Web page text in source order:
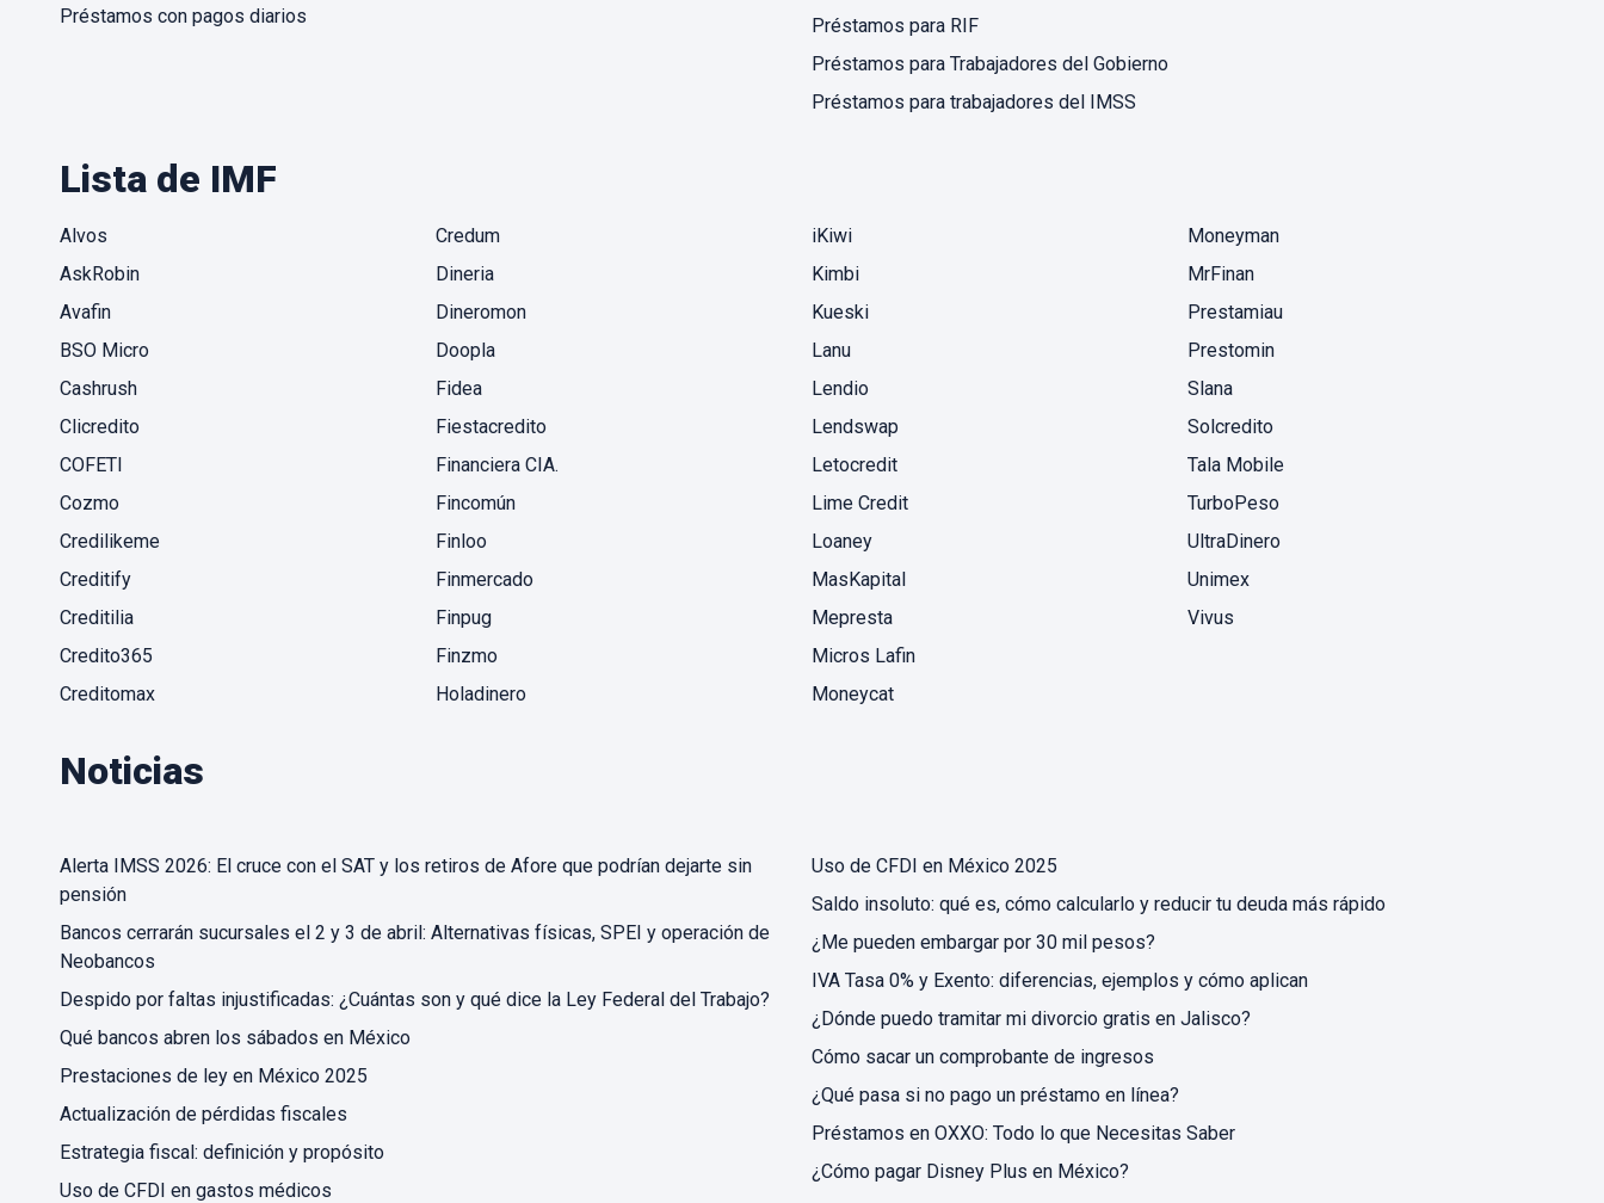
Préstamos con pagos diarios
Préstamos para RIF
Préstamos para Trabajadores del Gobierno
Préstamos para trabajadores del IMSS
Lista de IMF
Alvos
AskRobin
Avafin
BSO Micro
Cashrush
Clicredito
COFETI
Cozmo
Credilikeme
Creditify
Creditilia
Credito365
Creditomax
Credum
Dineria
Dineromon
Doopla
Fidea
Fiestacredito
Financiera CIA.
Fincomún
Finloo
Finmercado
Finpug
Finzmo
Holadinero
iKiwi
Kimbi
Kueski
Lanu
Lendio
Lendswap
Letocredit
Lime Credit
Loaney
MasKapital
Mepresta
Micros Lafin
Moneycat
Moneyman
MrFinan
Prestamiau
Prestomin
Slana
Solcredito
Tala Mobile
TurboPeso
UltraDinero
Unimex
Vivus
Noticias
Alerta IMSS 2026: El cruce con el SAT y los retiros de Afore que podrían dejarte sin
pensión
Bancos cerrarán sucursales el 2 y 3 de abril: Alternativas físicas, SPEI y operación de
Neobancos
Despido por faltas injustificadas: ¿Cuántas son y qué dice la Ley Federal del Trabajo?
Qué bancos abren los sábados en México
Prestaciones de ley en México 2025
Actualización de pérdidas fiscales
Estrategia fiscal: definición y propósito
Uso de CFDI en gastos médicos
Uso de CFDI en México 2025
Saldo insoluto: qué es, cómo calcularlo y reducir tu deuda más rápido
¿Me pueden embargar por 30 mil pesos?
IVA Tasa 0% y Exento: diferencias, ejemplos y cómo aplican
¿Dónde puedo tramitar mi divorcio gratis en Jalisco?
Cómo sacar un comprobante de ingresos
¿Qué pasa si no pago un préstamo en línea?
Préstamos en OXXO: Todo lo que Necesitas Saber
¿Cómo pagar Disney Plus en México?